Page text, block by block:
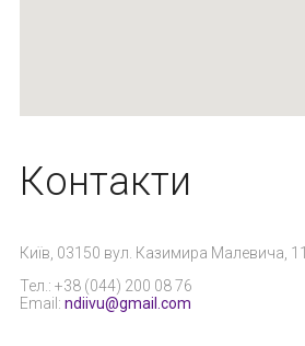
Контакти
Київ, 03150 вул. Казимира Малевича, 11
Тел.: +38 (044) 200 08 76
Email: ndiivu@gmail.com